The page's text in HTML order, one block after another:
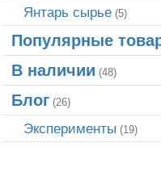
Янтарь сырье (5)
Популярные
В наличии (48)
Блог (26)
Эксперименты (19)